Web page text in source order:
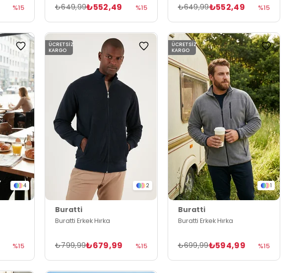
%15 ₺552,49
₺649,99 %15 ₺552,49
₺649,99 %15
4
%15
2
Buratti
Buratti Erkek Hırka
₺679,99
₺799,99 %15
ÜCRETSIZ
KARGO
1
Buratti
Buratti Erkek Hırka
₺594,99
₺699,99 %15
ÜCRETSIZ
KARGO